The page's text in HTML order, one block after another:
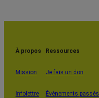
À propos
Mission
Infolettre
Ressources
Je fais un don
Événements passés